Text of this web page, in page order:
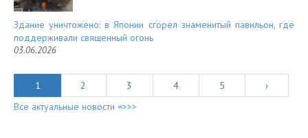
Здание уничтожено: в Японии сгорел знаменитый павильон, где
поддерживали священный огонь
03.06.2026
1 2 3 4 5
›
Все актуальные новости =>>>